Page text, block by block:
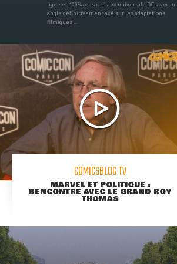
ligne et 100% consacré aux univers de DC, avec un
angle définitivement axé sur les adaptations
filmiques ...
COMICSBLOG TV
MARVEL ET POLITIQUE :
RENCONTRE AVEC LE GRAND ROY
THOMAS